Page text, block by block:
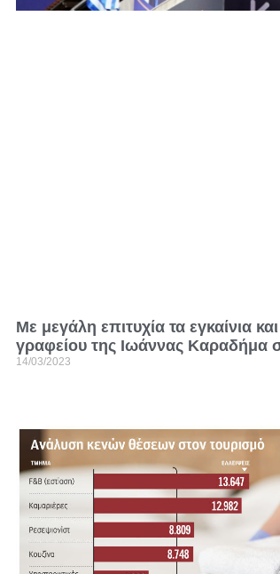
Με μεγάλη επιτυχία τα εγκαίνια
γραφείου της Ιωάννας Καραδήμα
14/03/2023